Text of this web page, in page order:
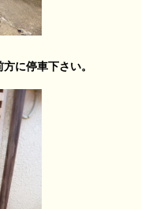
に停車下さい。